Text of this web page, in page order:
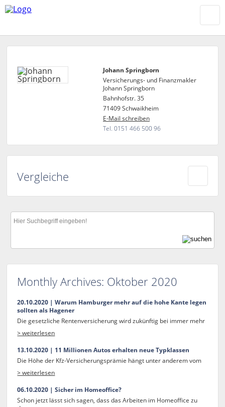
Johann Springborn
Versicherungs- und Finanzmakler
Johann Springborn
Bahnhofstr. 35
71409 Schwaikheim
E-Mail schreiben
Tel. 0151 466 500 96
Vergleiche
Monthly Archives: Oktober 2020
20.10.2020 | Warum Hamburger mehr auf die hohe Kante legen
sollten als Hagener
Die gesetzliche Rentenversicherung wird zukünftig bei immer mehr
> weiterlesen
13.10.2020 | 11 Millionen Autos erhalten neue Typklassen
Die Höhe der Kfz-Versicherungsprämie hängt unter anderem vom
> weiterlesen
06.10.2020 | Sicher im Homeoffice?
Schon jetzt lässt sich sagen, dass das Arbeiten im Homeoffice zu